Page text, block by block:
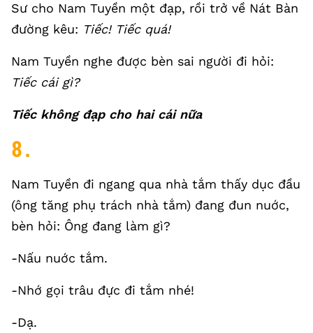
Sư cho Nam Tuyền một đạp, rồi trở về Nát Bàn
đường kêu: Tiếc! Tiếc quá!
Nam Tuyền nghe được bèn sai người đi hỏi:
Tiếc cái gì?
Tiếc không đạp cho hai cái nữa
8.
Nam Tuyền đi ngang qua nhà tắm thấy dục đầu
(ông tăng phụ trách nhà tắm) đang đun nuớc,
bèn hỏi: Ông đang làm gì?
-Nấu nuớc tắm.
-Nhớ gọi trâu đực đi tắm nhé!
-Dạ.